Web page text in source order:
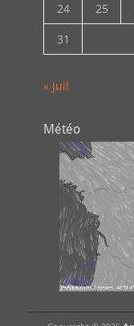
24
25
31
« Juil
Météo